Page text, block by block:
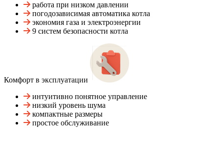
работа при низком давлении
погодозависимая автоматика котла
экономия газа и электроэнергии
9 систем безопасности котла
Комфорт в эксплуатации
интуитивно понятное управление
низкий уровень шума
компактные размеры
простое обслуживание